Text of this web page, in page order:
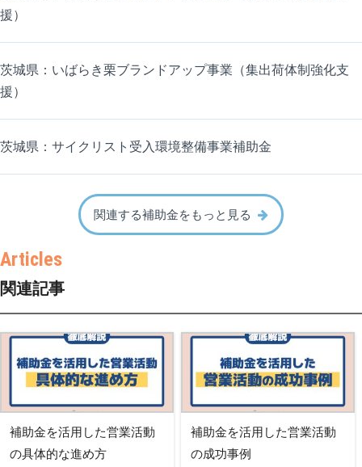
援）
茨城県：いばらき栗ブランドアップ事業（集出荷体制強化支
援）
茨城県：サイクリスト受入環境整備事業補助金
関連する補助金をもっと見る
関連記事
補助金を活用した営業活動
の具体的な進め方
補助金を活用した営業活動
の成功事例